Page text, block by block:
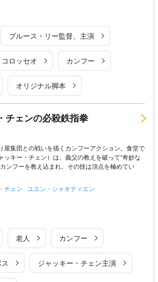
ブルース・リー監督、主演
コロッセオ カンフー
オリジナル脚本
チェンの必殺鉄指拳
屋集団との戦いを描くカンフーアクション。食堂で
ッキー・チェン）は、義父の教えを破って“奇妙な
ンフーを教え込まれ、その技は頂点を極めてい
チェン
ユエン・シャオティエン
老人 カンフー
ジャッキー・チェン主演